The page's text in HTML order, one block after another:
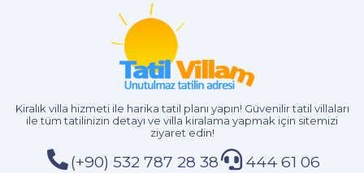
Kiralık villa hizmetiile harika tatil planı yapın! Güvenilir tatil villaları
ile tüm tatilinizin detayı ve villa kiralama yapmak için sitemizi
ziyaret edin!
(+90) 532 787 28 38 444 61 06